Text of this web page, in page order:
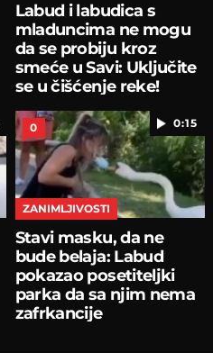
Labud i labudica s
mladuncima ne mogu
da se probiju kroz
smeće u Savi: Uključite
se u čišćenje reke!
0:15
0
ZANIMLJIVOSTI
Stavi masku, da ne
bude belaja: Labud
pokazao posetiteljki
parka da sa njim nema
zafrkancije